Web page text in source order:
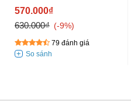
570.000₫
630.000₫
-9%
79 đánh giá